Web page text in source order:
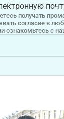
получать
согласие в
ознакомьтесь с